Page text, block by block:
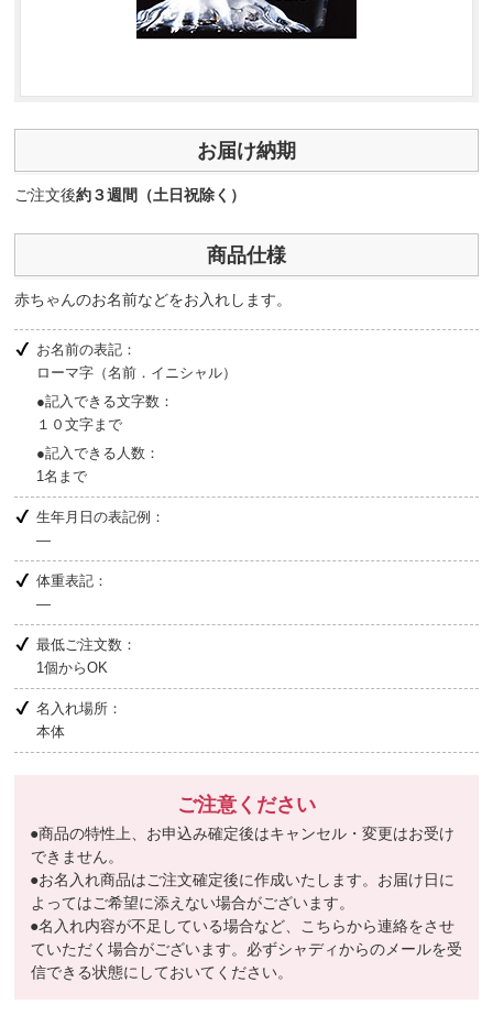
お届け納期
ご注文後約３週間（土日祝除く）
商品仕様
赤ちゃんのお名前などをお入れします。
お名前の表記：
ローマ字（名前．イニシャル）
●記入できる文字数：
１０文字まで
●記入できる人数：
1名まで
生年月日の表記例：
―
体重表記：
―
最低ご注文数：
1個からOK
名入れ場所：
本体
ご注意ください
●商品の特性上、お申込み確定後はキャンセル・変更はお受け
できません。
●お名入れ商品はご注文確定後に作成いたします。お届け日に
よってはご希望に添えない場合がございます。
●名入れ内容が不足している場合など、こちらから連絡をさせ
ていただく場合がございます。必ずシャディからのメールを受
信できる状態にしておいてください。